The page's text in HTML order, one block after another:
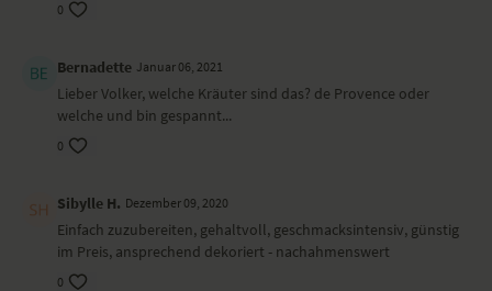
0
Bernadette Januar 06, 2021
Lieber Volker, welche Kräuter sind das? de Provence oder
welche und bin gespannt...
0
Sibylle H. Dezember 09, 2020
Einfach zuzubereiten, gehaltvoll, geschmacksintensiv, günstig
im Preis, ansprechend dekoriert - nachahmenswert
0